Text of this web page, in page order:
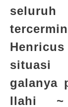
Henricus
situasi
galanya
Ilahi ~